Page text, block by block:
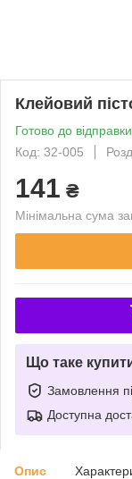
Клейовий
Готово до відправки
Код: 32-005
141 ₴
Мінімальна сума
Що таке
Замовлення
Доступна
Опис